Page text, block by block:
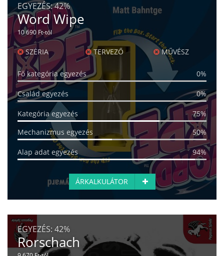
EGYEZÉS:42%
Word Wipe
10 690 Ft-tól
SZÉRIA TERVEZŐ MŰVÉSZ
Fő kategória egyezés 0%
Család egyezés 0%
Kategória egyezés
75%
Mechanizmus egyezés
50%
Alap adat egyezés 94%
ÁRKALKULÁTOR
EGYEZÉS: 42%
Rorschach